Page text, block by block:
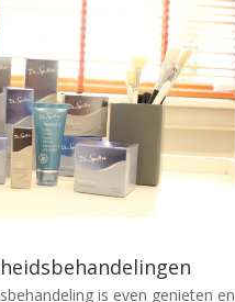
is even genieten en